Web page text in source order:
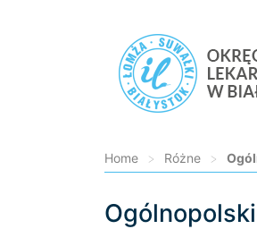
Home > Różne >